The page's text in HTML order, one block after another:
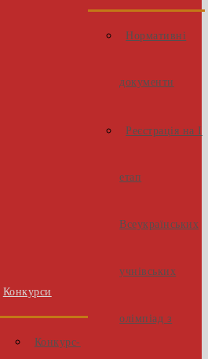
Конкурси
Конкурс-
Нормативні
документи
Реєстрація на І
етап
Всеукраїнських
учнівських
олімпіад з